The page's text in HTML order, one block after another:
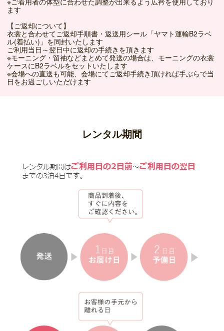
ます
【ご返却について】
衣裳と合わせてご返却手順書・返送用シール「ヤマト運輸B2ラベ
ル(着払い)」を同封いたします
ご利用当日～翌日中に返却の手続きを頂きます
※モーニング・留袖などまとめて発送の場合は、モーニングの衣裳
ケースにB2ラベルをセットいたします
※会場への直送も可能、会場にてご返却手続き頂ければ手ぶらで当
日をお過ごしいただけます
レンタル期間